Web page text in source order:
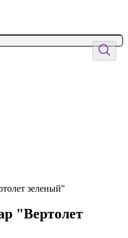
зеленый"
"Вертолет